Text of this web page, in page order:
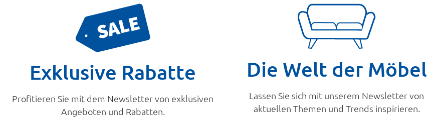
Exklusive Rabatte
Profitieren Sie mit dem Newsletter von exklusiven
Angeboten und Rabatten.
Die Welt der Möbel
Lassen Sie sich mit unserem Newsletter von
aktuellen Themen und Trends inspirieren.